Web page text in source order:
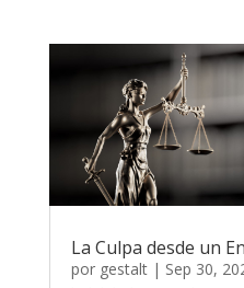
La Culpa desde un
por gestalt| Sep 30,